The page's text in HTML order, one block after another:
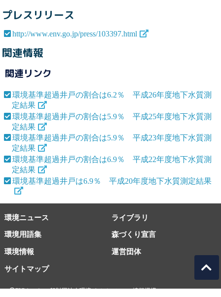
プレスリリース
http://www.env.go.jp/press/103397.html
関連情報
関連リンク
環境基準超過井戸の割合は6.2％ 平成26年度地下水質測
定結果
環境基準超過井戸の割合は5.9％ 平成25年度地下水質測
定結果
環境基準超過井戸の割合は5.9％ 平成23年度地下水質測
定結果
環境基準超過井戸の割合は6.9％ 平成22年度地下水質測
定結果
環境基準超過井戸は6.9％ 平成20年度地下水質測定結果
環境ニュース ライブラリ
環境用語集 森づくり宣言
環境情報
サイトマップ
運営団体
EICネット 一般財団法人環境イノベーション情報機構